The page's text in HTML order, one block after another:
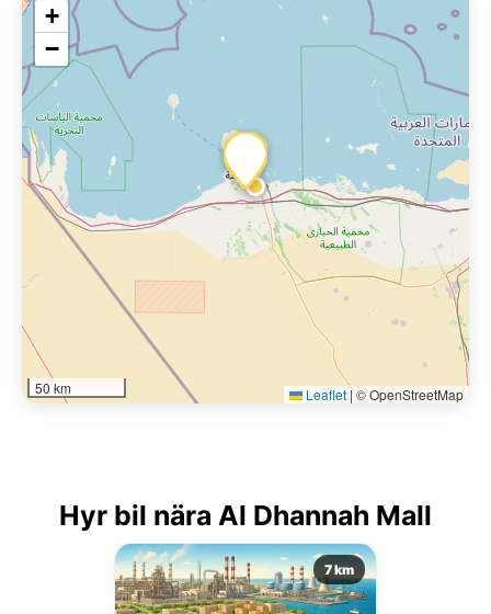
+
−
50 km Leaflet | © OpenStreetMap
Hyr bil nära Al Dhannah Mall
7 km